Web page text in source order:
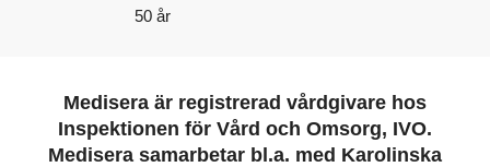
50 år
Medisera är registrerad vårdgivare hos
Inspektionen för Vård och Omsorg, IVO.
Medisera samarbetar bl.a. med Karolinska